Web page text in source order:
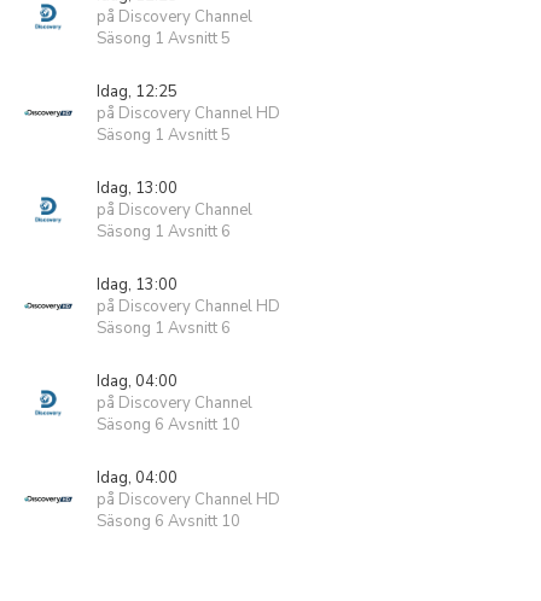
på Discovery Channel
Säsong 1 Avsnitt 5
Idag, 12:25
på Discovery Channel HD
Säsong 1 Avsnitt 5
Idag, 13:00
på Discovery Channel
Säsong 1 Avsnitt 6
Idag, 13:00
på Discovery Channel HD
Säsong 1 Avsnitt 6
Idag, 04:00
på Discovery Channel
Säsong 6 Avsnitt 10
Idag, 04:00
på Discovery Channel HD
Säsong 6 Avsnitt 10